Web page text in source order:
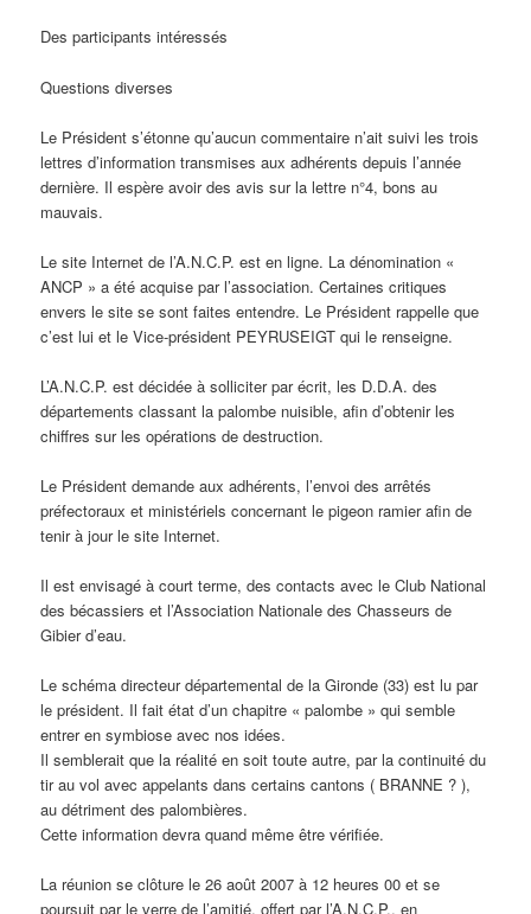
Des participants intéressés
Questions diverses
Le Président s’étonne qu’aucun commentaire n’ait suivi les trois
lettres d’information transmises aux adhérents depuis l’année
dernière. Il espère avoir des avis sur la lettre n°4, bons au
mauvais.
Le site Internet de l’A.N.C.P. est en ligne. La dénomination «
ANCP » a été acquise par l’association. Certaines critiques
envers le site se sont faites entendre. Le Président rappelle que
c’est lui et le Vice-président PEYRUSEIGT qui le renseigne.
L’A.N.C.P. est décidée à solliciter par écrit, les D.D.A. des
départements classant la palombe nuisible, afin d’obtenir les
chiffres sur les opérations de destruction.
Le Président demande aux adhérents, l’envoi des arrêtés
préfectoraux et ministériels concernant le pigeon ramier afin de
tenir à jour le site Internet.
Il est envisagé à court terme, des contacts avec le Club National
des bécassiers et l’Association Nationale des Chasseurs de
Gibier d’eau.
Le schéma directeur départemental de la Gironde (33) est lu par
le président. Il fait état d’un chapitre « palombe » qui semble
entrer en symbiose avec nos idées.
Il semblerait que la réalité en soit toute autre, par la continuité du
tir au vol avec appelants dans certains cantons ( BRANNE ? ),
au détriment des palombières.
Cette information devra quand même être vérifiée.
La réunion se clôture le 26 août 2007 à 12 heures 00 et se
poursuit par le verre de l’amitié, offert par l’A.N.C.P., en